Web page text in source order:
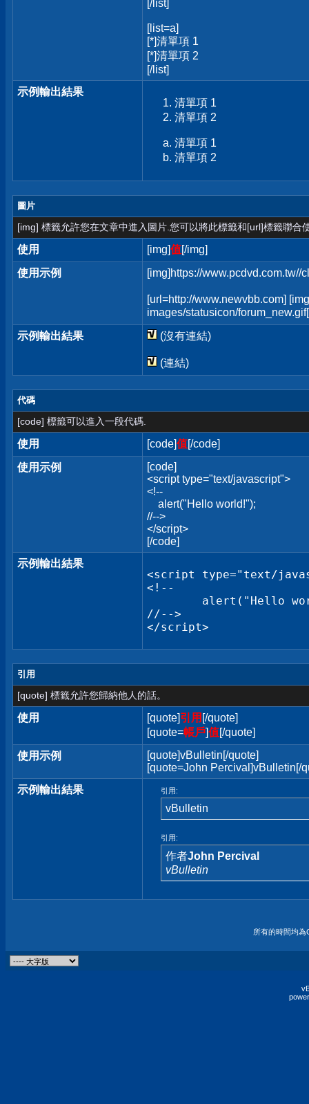
[/list]
[list=a]
[*]清單項 1
[*]清單項 2
[/list]
示例輸出結果
清單項 1
清單項 2
清單項 1
清單項 2
圖片
[img] 標籤允許您在文章中進入圖片.您可以將此標籤和[url]標籤聯合
使用 [img]值[/img]
使用示例
[img]https://www.pcdvd.com.tw//
[url=http://www.newvbb.com]
images/statusicon/
示例輸出結果
(沒有連結)
(連結)
代碼
[code] 標籤可以進入一段代碼.
使用 [code]值[/code]
使用示例
[code]
<script type="text/javascript">
<!--
alert("Hello world!");
//-->
</script>
[/code]
示例輸出結果
<script type="text/
<!--
//-->
</script>
引用
[quote] 標籤允許您歸納他人的話。
使用 [quote]引用 [/quote]
[quote=帳戶]值[/quote]
使用示例
[quote]vBulletin[/quote]
[quote=John Percival]vBulletin[/
示例輸出結果
引用:
vBulletin
引用:
作者John Percival
vBulletin
所有的時間均為